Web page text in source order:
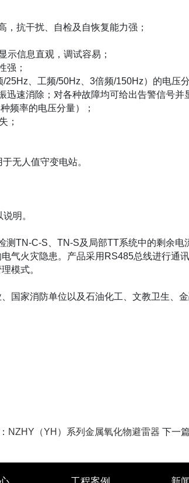
抗干扰、自检及自恢复能力强；
示信息直观，调试容易；
强；
、工频/50Hz、3倍频/150Hz）的电压分
速消除；对各种故障均可给出告警信号
频率的电压分量）；
；
无人值守变电站。
明。
TN-C-S、TN-S及局部TT系统中的剩余
气火灾隐患。产品采用RS485总线进行
模式。
国家消防单位以及石油化工、文教卫生、金
NZHY（YH）系列金属氧化物避雷器 下一篇